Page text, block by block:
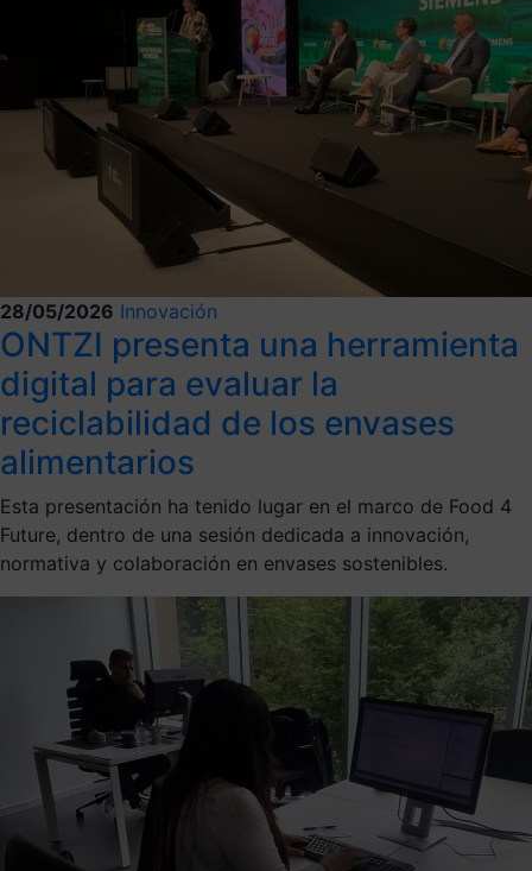
28/05/2026 Innovación
ONTZI presenta una herramienta
digital para evaluar la
reciclabilidad de los envases
alimentarios
Esta presentación ha tenido lugar en el marco de Food 4
Future, dentro de una sesión dedicada a innovación,
normativa y colaboración en envases sostenibles.